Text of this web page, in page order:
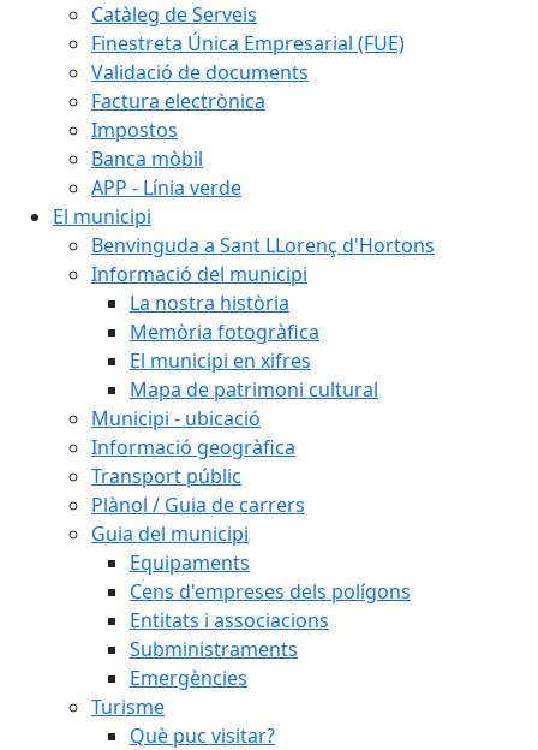
Catàleg de Serveis
Finestreta Única Empresarial (FUE)
Validació de documents
Factura electrònica
Impostos
Banca mòbil
APP - Línia verde
El municipi
Benvinguda a Sant LLorenç d'Hortons
Informació del municipi
La nostra història
Memòria fotogràfica
El municipi en xifres
Mapa de patrimoni cultural
Municipi - ubicació
Informació geogràfica
Transport públic
Plànol / Guia de carrers
Guia del municipi
Equipaments
Cens d'empreses dels polígons
Entitats i associacions
Subministraments
Emergències
Turisme
Què puc visitar?